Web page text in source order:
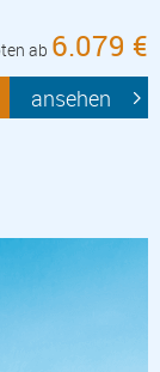
ab 6.079 €
ansehen